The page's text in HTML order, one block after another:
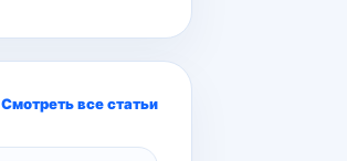
Смотреть все статьи